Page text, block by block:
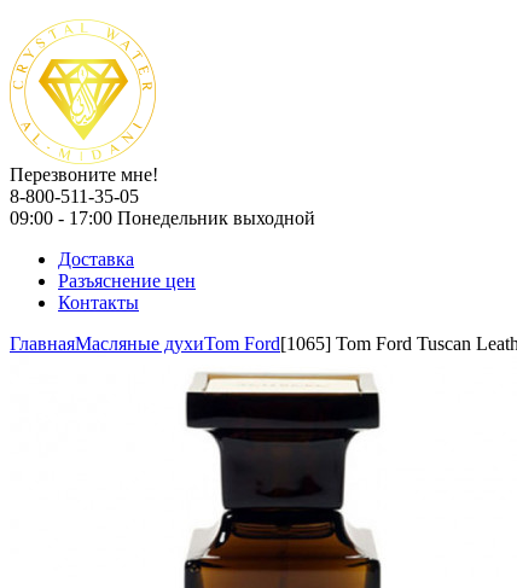
Перезвоните мне!
8-800-511-35-05
09:00 - 17:00 Понедельник выходной
Доставка
Разъяснение цен
Контакты
ГлавнаяМасляные духиTom Ford[1065] Tom Ford Tuscan